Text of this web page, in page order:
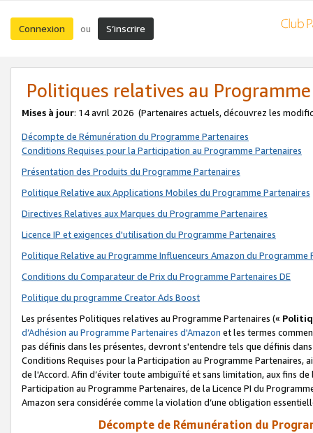
Connexion ou S’inscrire
Politiques relatives au
Mises à jour: 14 avril 2026 (Partenaires actuels, découvrez les
Décompte de Rémunération du Programme Partenaires
Conditions Requises pour la Participation au Programme Partenaires
Présentation des Produits du Programme Partenaires
Politique Relative aux Applications Mobiles du Programme Partenaires
Directives Relatives aux Marques du Programme Partenaires
Licence IP et exigences d'utilisation du Programme Partenaires
Politique Relative au Programme Influenceurs Amazon du Programme
Conditions du Comparateur de Prix du Programme Partenaires DE
Politique du programme Creator Ads Boost
Les présentes Politiques relatives au Programme Partenaires («
d’Adhésion au Programme Partenaires d'Amazon et les termes
pas définis dans les présentes, devront s'entendre tels que définis
Conditions Requises pour la Participation au Programme Partenaires,
de l'Accord. Afin d’éviter toute ambiguïté et sans limitation, aux fins
Participation au Programme Partenaires, de la Licence PI du
Amazon sera considérée comme la violation d’une obligation
Décompte de Rémunération du